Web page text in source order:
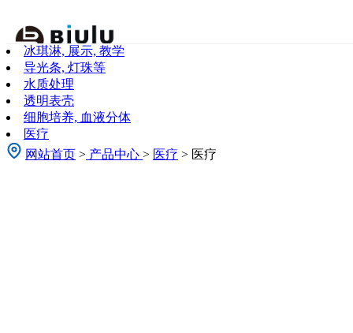
冰琪淋, 展示, 教学
导光条, 灯珠等
水质处理
透明表壳
细胞培养, 血液分体
医疗
网站首页 > 产品中心 > 医疗 > 医疗